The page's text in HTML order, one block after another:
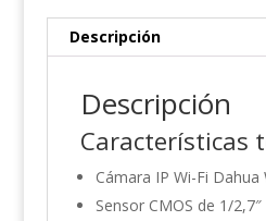
Descripción
Descripción
Características
Cámara IP Wi-Fi Dahua
Sensor CMOS de 1/2,7″